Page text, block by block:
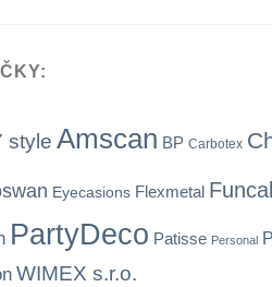
style Amscan BP Carbotex
Eyecasions Flexmetal
PartyDeco Patisse Personal
WIMEX s.r.o.